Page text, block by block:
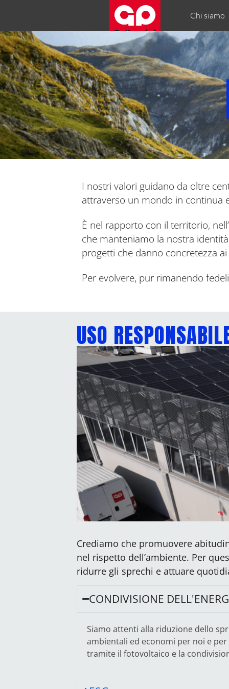
Chi siamo
I nostri valori guidano da oltre
attraverso un mondo in continua
È nel rapporto con il territorio,
che manteniamo la nostra
progetti che danno concretezza
Per evolvere, pur rimanendo
USO
Crediamo che promuovere
nel rispetto dell’ambiente. Per
ridurre gli sprechi e attuare
CONDIVISIONE
Siamo attenti alla riduzione dello
ambientali ed economi per noi e
tramite il fotovoltaico e la